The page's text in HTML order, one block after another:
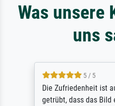
Was unsere
uns
5 / 5
Die Zufriedenheit ist
getrübt, dass das Bild